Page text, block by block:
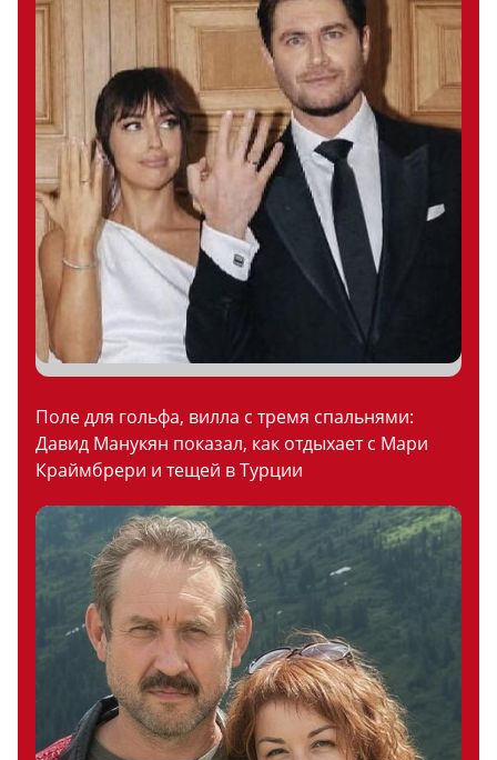
Поле для гольфа, вилла с тремя спальнями:
Давид Манукян показал, как отдыхает с Мари
Краймбрери и тещей в Турции